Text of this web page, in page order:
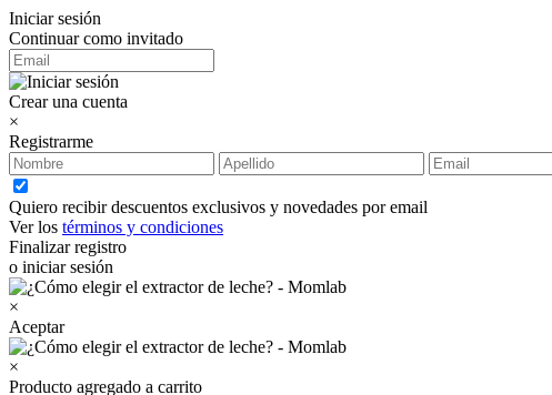
Iniciar sesión
Continuar como invitado
Crear una cuenta
×
Registrarme
Quiero recibir descuentos exclusivos y novedades por email
Ver los términos y condiciones
Finalizar registro
o iniciar sesión
×
Aceptar
×
Producto agregado a carrito